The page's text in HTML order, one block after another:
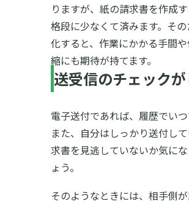
りますが、紙の請求書を作成
格段に少なくて済みます。そ
化すると、作業にかかる手間
縮にも期待が持てます。
送受信のチェック
電子送付であれば、履歴でい
また、自分はしっかり送付し
求書を見逃していないか気に
ょう。
そのようなときには、相手側